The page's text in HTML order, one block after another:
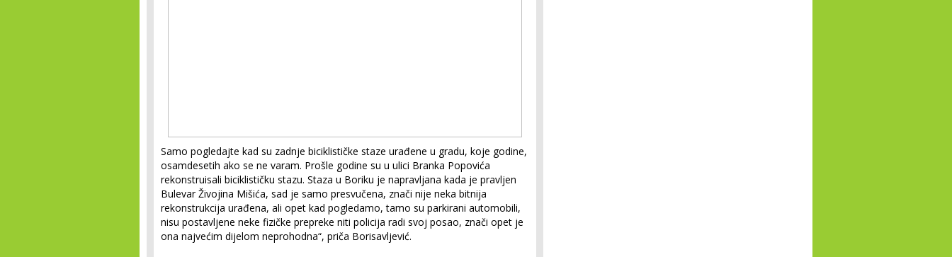
Samo pogledajte kad su zadnje biciklističke staze urađene u gradu, koje godine,
osamdesetih ako se ne varam. Prošle godine su u ulici Branka Popovića
rekonstruisali biciklističku stazu. Staza u Boriku je napravljana kada je pravljen
Bulevar Živojina Mišića, sad je samo presvučena, znači nije neka bitnija
rekonstrukcija urađena, ali opet kad pogledamo, tamo su parkirani automobili,
nisu postavljene neke fizičke prepreke niti policija radi svoj posao, znači opet je
ona najvećim dijelom neprohodna“, priča Borisavljević.